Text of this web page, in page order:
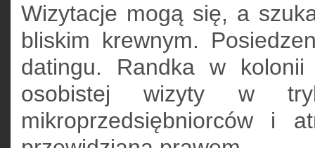
Wizytacje mogą się, a
bliskim krewnym.
datingu. Randka w
osobistej wizyty w
mikroprzedsiębniorców i